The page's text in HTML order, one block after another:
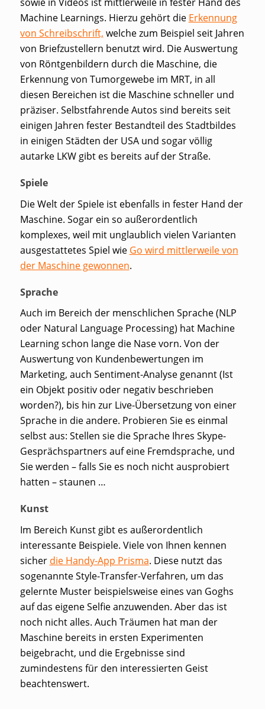
Machine Learnings. Hierzu gehört die Erkennung
von Schreibschrift, welche zum Beispiel seit Jahren
von Briefzustellern benutzt wird. Die Auswertung
von Röntgenbildern durch die Maschine, die
Erkennung von Tumorgewebe im MRT, in all
diesen Bereichen ist die Maschine schneller und
präziser. Selbstfahrende Autos sind bereits seit
einigen Jahren fester Bestandteil des Stadtbildes
in einigen Städten der USA und sogar völlig
autarke LKW gibt es bereits auf der Straße.
Spiele
Die Welt der Spiele ist ebenfalls in fester Hand der
Maschine. Sogar ein so außerordentlich
komplexes, weil mit unglaublich vielen Varianten
ausgestattetes Spiel wie Go wird mittlerweile von
der Maschine gewonnen.
Sprache
Auch im Bereich der menschlichen Sprache (NLP
oder Natural Language Processing) hat Machine
Learning schon lange die Nase vorn. Von der
Auswertung von Kundenbewertungen im
Marketing, auch Sentiment-Analyse genannt (Ist
ein Objekt positiv oder negativ beschrieben
worden?), bis hin zur Live-Übersetzung von einer
Sprache in die andere. Probieren Sie es einmal
selbst aus: Stellen sie die Sprache Ihres Skype-
Gesprächspartners auf eine Fremdsprache, und
Sie werden – falls Sie es noch nicht ausprobiert
hatten – staunen …
Kunst
Im Bereich Kunst gibt es außerordentlich
interessante Beispiele. Viele von Ihnen kennen
sicher die Handy-App Prisma. Diese nutzt das
sogenannteStyle-Transfer-Verfahren, um das
gelernte Muster beispielsweise eines van Goghs
auf das eigene Selfie anzuwenden. Aber das ist
noch nicht alles. Auch Träumen hat man der
Maschine bereits in ersten Experimenten
beigebracht, und die Ergebnisse sind
zumindestens für den interessierten Geist
beachtenswert.